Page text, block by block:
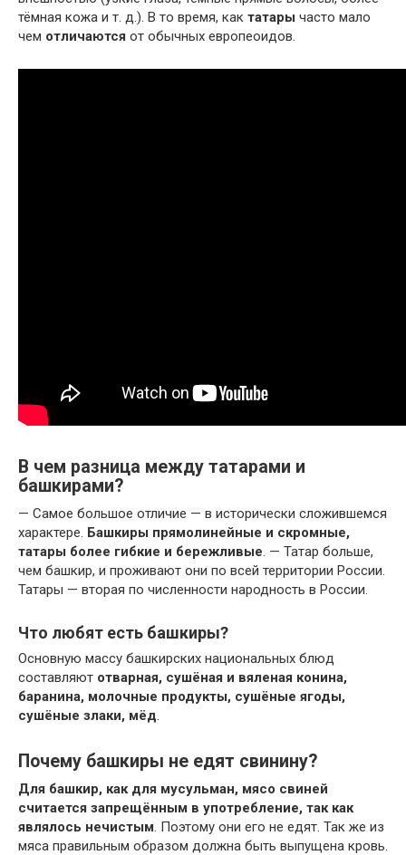
тёмная кожа и т. д.). В то время, как татары часто мало
чем отличаются от обычных европеоидов.
В чем разница между татарами и
башкирами?
— Самое большое отличие — в исторически сложившемся
характере. Башкиры прямолинейные и скромные,
татары более гибкие и бережливые. — Татар больше,
чем башкир, и проживают они по всей территории России.
Татары — вторая по численности народность в России.
Что любят есть башкиры?
Основную массу башкирских национальных блюд
составляют отварная, сушёная и вяленая конина,
баранина, молочные продукты, сушёные ягоды,
сушёные злаки, мёд.
Почему башкиры не едят свинину?
Для башкир, как для мусульман, мясо свиней
считается запрещённым в употребление, так как
являлось нечистым. Поэтому они его не едят. Так же из
мяса правильным образом должна быть выпущена кровь.